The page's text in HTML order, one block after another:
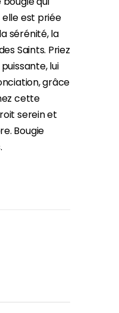
est priée
sérénité, la
Saints. Priez
lui
grâce
cette
serein et
Bougie